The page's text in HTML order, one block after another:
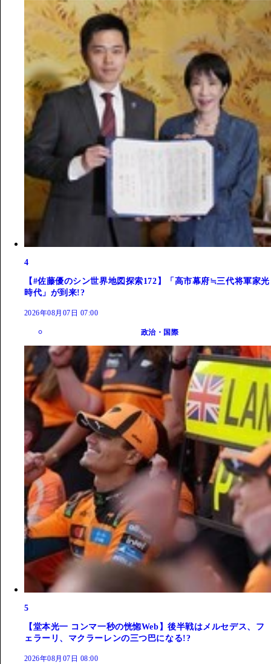
4
【#佐藤優のシン世界地図探索172】「高市幕府≒三代将軍家光
時代」が到来!?
2026年08月07日 07:00
政治・国際
5
【堂本光一 コンマ一秒の恍惚Web】後半戦はメルセデス、フ
ェラーリ、マクラーレンの三つ巴になる!?
2026年08月07日 08:00